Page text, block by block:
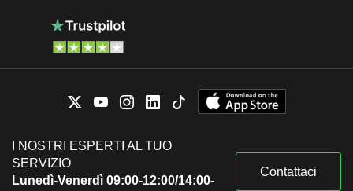
I NOSTRI ESPERTI AL TUO
SERVIZIO
Lunedì-Venerdì 09:00-12:00/14:00-
Contattaci